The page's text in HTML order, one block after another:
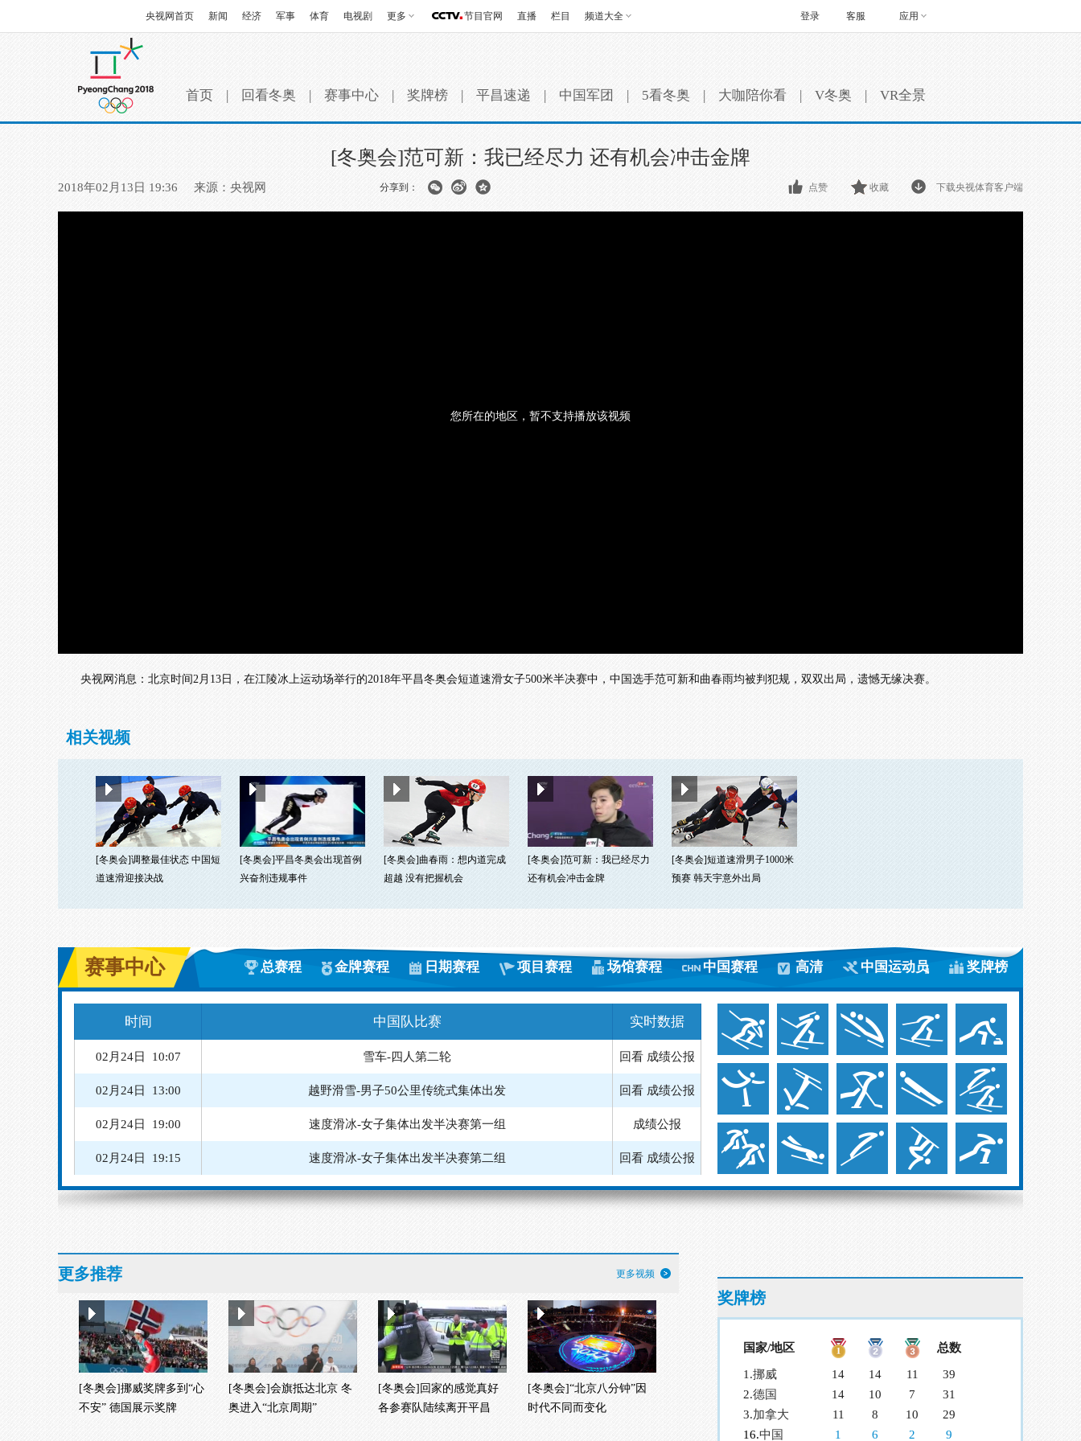
央视网首页 新闻 经济 军事 体育 电视剧 更多 节目官网 直播 栏目 频道大全 客服 应用
登录
首页 | 回看冬奥 | 赛事中心 | 奖牌榜 | 平昌速递 | 中国军团 | 5看冬奥 | 大咖陪你看 | V冬奥 | VR全景
[冬奥会]范可新：我已经尽力 还有机会冲击金牌
2018年02月13日 19:36 来源：央视网 分享到： 下载央视体育客户端
收藏
点赞
您所在的地区，暂不支持播放该视频
央视网消息：北京时间2月13日，在江陵冰上运动场举行的2018年平昌冬奥会短道速滑女子500米半决赛中，中国选手范可新和曲春雨均被判犯规，双双出局，遗憾无缘决赛。
相关视频
[冬奥会]调整最佳状态 中国短
道速滑迎接决战
[冬奥会]平昌冬奥会出现首例
兴奋剂违规事件
[冬奥会]曲春雨：想内道完成
超越 没有把握机会
[冬奥会]范可新：我已经尽力
还有机会冲击金牌
[冬奥会]短道速滑男子1000米
预赛 韩天宇意外出局
赛事中心 总赛程 金牌赛程 日期赛程 项目赛程 场馆赛程 中国赛程 高清 中国运动员 奖牌榜
时间 中国队比赛 实时数据
02月24日 10:07 雪车-四人第二轮 回看 成绩公报
02月24日 13:00 越野滑雪-男子50公里传统式集体出发 回看 成绩公报
02月24日 19:00 速度滑冰-女子集体出发半决赛第一组 成绩公报
02月24日 19:15 速度滑冰-女子集体出发半决赛第二组 回看 成绩公报
02月24日 20:00 速度滑冰-男子集体出发半决赛第二组 回看 成绩公报
02月24日 20:30 速度滑冰-女子集体出发决赛 回看 成绩公报
02月25日 14:15 越野滑雪-女子30公里传统式集体出发 回看 成绩公报
更多推荐 更多视频
[冬奥会]挪威奖牌多到“心
不安” 德国展示奖牌
[冬奥会]会旗抵达北京 冬
奥进入“北京周期”
[冬奥会]回家的感觉真好
各参赛队陆续离开平昌
[冬奥会]“北京八分钟”因
时代不同而变化
奖牌榜
国家/地区 总数
1.挪威 14 14 11
39
2.德国 14 10 7
31
3.加拿大 11 8 10
29
16.中国 1 6 2 9